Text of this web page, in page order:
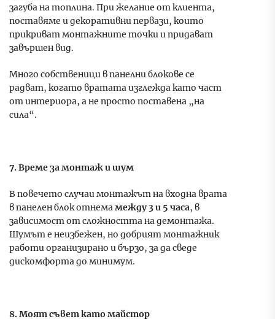
загуба на топлина. При желание от клиента,
поставяме и декоративни первази, които
прикриват монтажните точки и придават
завършен вид.
Много собственици в панелни блокове се
радват, когато вратата изглежда като част
от интериора, а не просто поставена „на
сила“.
7. Време за монтаж и шум
В повечето случаи монтажът на входна врата
в панелен блок отнемамежду 3 и 5 часа, в
зависимост от сложността на демонтажа.
Шумът е неизбежен, но добрият монтажник
работи организирано и бързо, за да сведе
дискомфорта до минимум.
8. Моят съвет като майстор